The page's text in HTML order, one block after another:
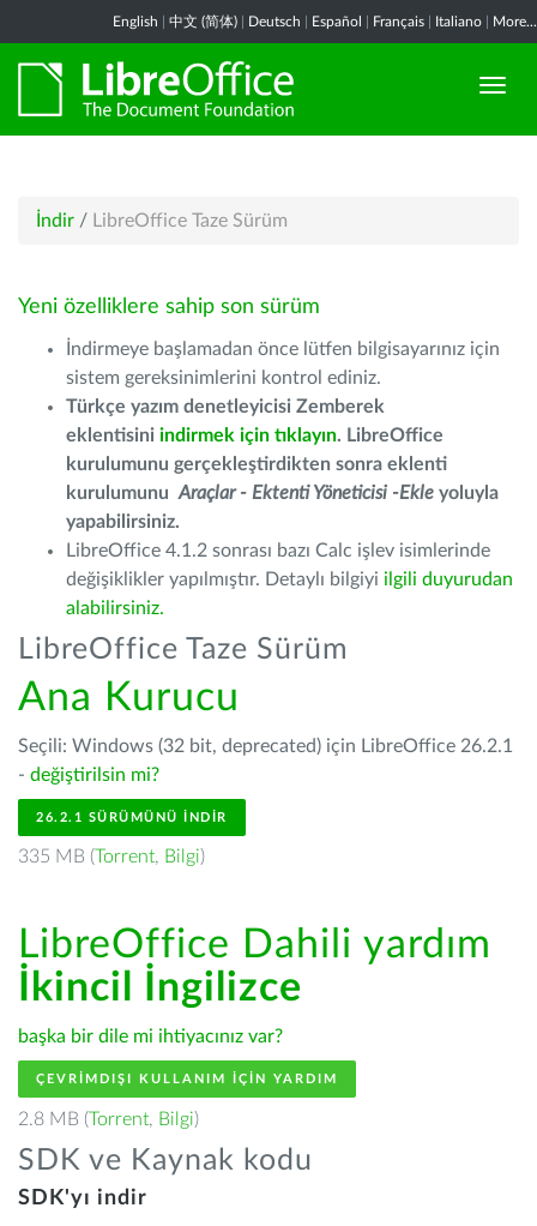
English 中文 (简体) Deutsch Español Français Italiano More...
İndir / LibreOffice Taze Sürüm
Yeni özelliklere sahip son sürüm
İndirmeye başlamadan önce lütfen bilgisayarınız için
sistem gereksinimlerini kontrol ediniz.
Türkçe yazım denetleyicisi Zemberek
eklentisini indirmek için tıklayın. LibreOffice
kurulumunu gerçekleştirdikten sonra eklenti
kurulumunu Araçlar - Ektenti Yöneticisi -Ekle yoluyla
yapabilirsiniz.
LibreOffice 4.1.2 sonrası bazı Calc işlev isimlerinde
değişiklikler yapılmıştır. Detaylı bilgiyi ilgili duyurudan
alabilirsiniz.
LibreOffice Taze Sürüm
Ana Kurucu
Seçili: Windows (32 bit, deprecated) için LibreOffice 26.2.1
- değiştirilsin mi?
26.2.1 SÜRÜMÜNÜ İNDIR
335 MB (Torrent, Bilgi)
LibreOffice Dahili yardım
İkincil İngilizce
başka bir dile mi ihtiyacınız var?
ÇEVRIMDIŞI KULLANIM IÇIN YARDIM
2.8 MB (Torrent, Bilgi)
SDK ve Kaynak kodu
SDK'yı indir